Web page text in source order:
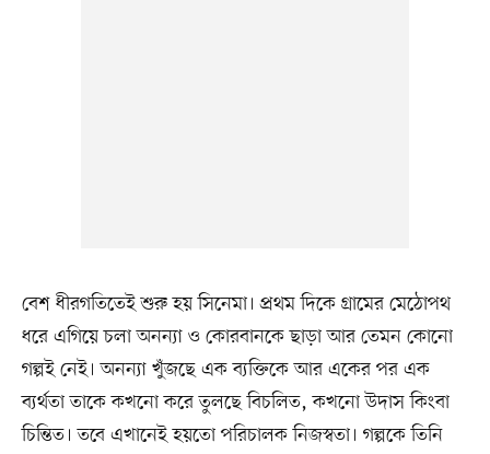
বেশ ধীরগতিতেই শুরু হয় সিনেমা। প্রথম দিকে গ্রামের মেঠোপথ
ধরে এগিয়ে চলা অনন্যা ও কোরবানকে ছাড়া আর তেমন কোনো
গল্পই নেই। অনন্যা খুঁজছে এক ব্যক্তিকে আর একের পর এক
ব্যর্থতা তাকে কখনো করে তুলছে বিচলিত, কখনো উদাস কিংবা
চিন্তিত। তবে এখানেই হয়তো পরিচালক নিজস্বতা। গল্পকে তিনি